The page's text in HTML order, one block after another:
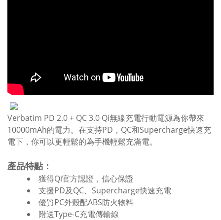
Verbatim PD 2.0 + QC 3.0 Qi無線充電行動電源為你帶來
10000mAh的電力。在支持PD，QC和Supercharge快速充
電下，你可以更輕鬆的為手機輕鬆充滿電。
產品特點：
獲得Qi官方認證，信心保證
支援PD及QC、Supercharge快速充電
優質PC外殼配ABS防火物料
附送Type-C充電傳輸線